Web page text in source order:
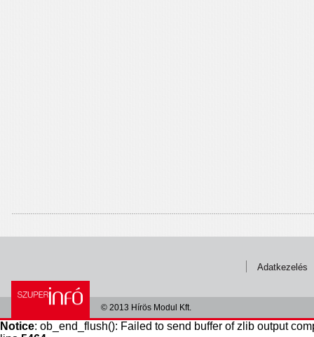
Adatkezelés
© 2013 Hírös Modul Kft.
Notice: ob_end_flush(): Failed to send buffer of zlib output